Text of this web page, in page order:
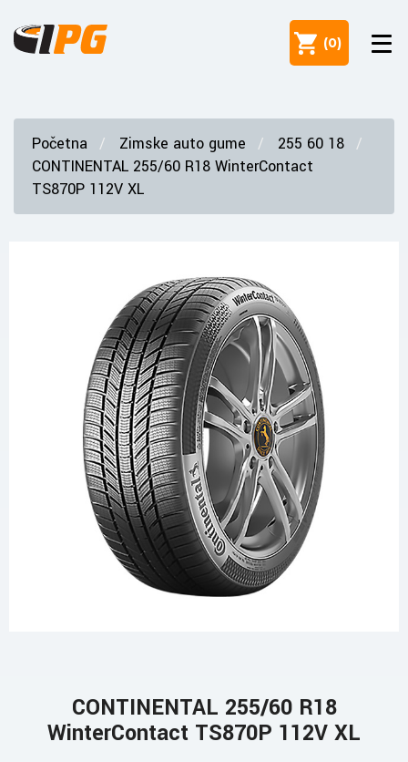
(0)
Početna Zimske auto gume
255 60 18
CONTINENTAL 255/60 R18 WinterContact
TS870P 112V XL
CONTINENTAL 255/60 R18
WinterContact TS870P 112V XL